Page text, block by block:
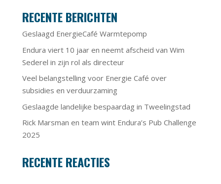
RECENTE BERICHTEN
Geslaagd EnergieCafé Warmtepomp
Endura viert 10 jaar en neemt afscheid van Wim
Sederel in zijn rol als directeur
Veel belangstelling voor Energie Café over
subsidies en verduurzaming
Geslaagde landelijke bespaardag in Tweelingstad
Rick Marsman en team wint Endura’s Pub Challenge
2025
RECENTE REACTIES